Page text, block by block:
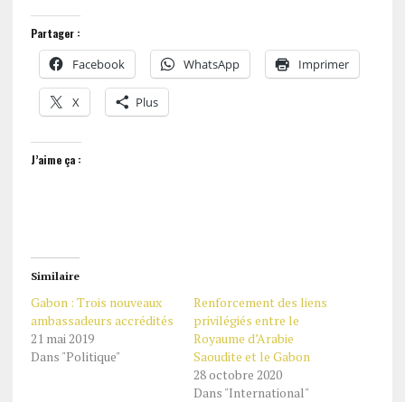
Partager :
Facebook WhatsApp Imprimer
X Plus
J’aime ça :
Similaire
Gabon : Trois nouveaux
ambassadeurs accrédités
21 mai 2019
Dans "Politique"
Renforcement des liens
privilégiés entre le
Royaume d’Arabie
Saoudite et le Gabon
28 octobre 2020
Dans "International"